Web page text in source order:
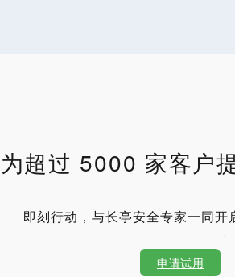
超过 5000 家客户
即刻行动，与长亭安全专家一同开
申请试用